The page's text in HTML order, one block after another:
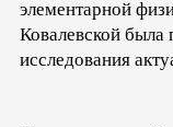
элементарной
Ковалевской была
исследования